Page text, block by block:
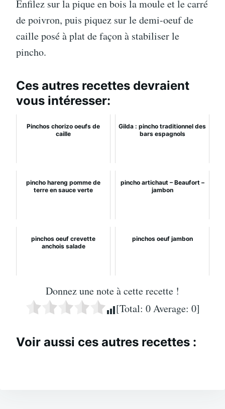
Enfilez sur la pique en bois la moule et le carré
de poivron, puis piquez sur le demi-oeuf de
caille posé à plat de façon à stabiliser le
pincho.
Ces autres recettes devraient
vous intéresser:
Pinchos chorizo oeufs de
caille
Gilda : pincho traditionnel des
bars espagnols
pincho hareng pomme de
terre en sauce verte
pincho artichaut – Beaufort –
jambon
pinchos oeuf crevette
anchois salade
pinchos oeuf jambon
Donnez une note à cette recette !
[Total: 0Average: 0]
Voir aussi ces autres recettes :